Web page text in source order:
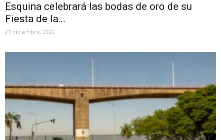
Esquina celebrará las bodas de oro de su
Fiesta de la...
27 diciembre, 2022